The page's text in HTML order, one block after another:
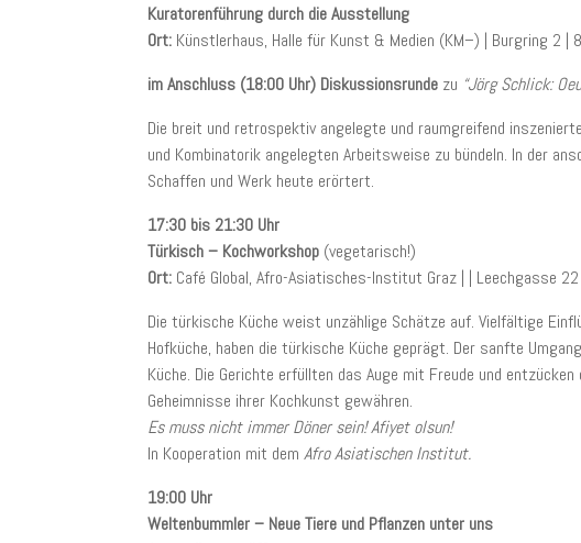
Kuratorenführung durch die Ausstellung
Ort: Künstlerhaus, Halle für Kunst & Medien (KM–) | Burgring 2 |
im Anschluss (18:00 Uhr) Diskussionsrunde zu “Jörg Schlick:
Die breit und retrospektiv angelegte und raumgreifend
und Kombinatorik angelegten Arbeitsweise zu bündeln. In der
Schaffen und Werk heute erörtert.
17:30 bis 21:30 Uhr
Türkisch – Kochworkshop (vegetarisch!)
Ort: Café Global, Afro-Asiatisches-Institut Graz | | Leechgasse
Die türkische Küche weist unzählige Schätze auf. Vielfältige
Hofküche, haben die türkische Küche geprägt. Der sanfte
Küche. Die Gerichte erfüllten das Auge mit Freude und entzücken
Geheimnisse ihrer Kochkunst gewähren.
Es muss nicht immer Döner sein! Afiyet olsun!
In Kooperation mit demAfro Asiatischen Institut.
19:00 Uhr
Weltenbummler – Neue Tiere und Pflanzen unter uns